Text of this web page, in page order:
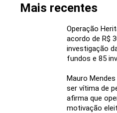
Mais recentes
Operação
acordo de R$
investigação
fundos e 85
Mauro
ser vítima de
afirma que
motivação